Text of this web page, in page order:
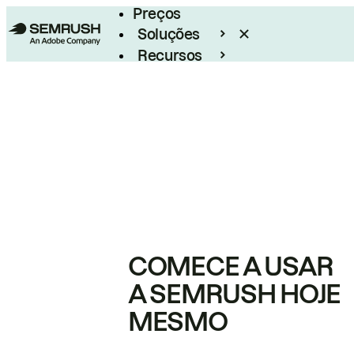
Preços
Soluções
Recursos
COMECE A USAR
A SEMRUSH HOJE
MESMO